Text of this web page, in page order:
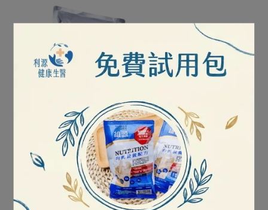
麥芽糊精｜快速熱量補充
NT$299
NT$350
加入購物車